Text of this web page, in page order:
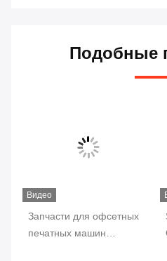
Подобные
Видео
Запчасти для офсетных
печатных машин